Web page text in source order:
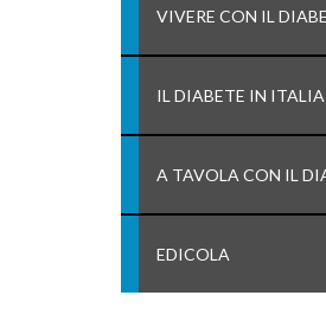
VIVERE CON IL
IL DIABETE IN ITALIA
A TAVOLA CON IL
EDICOLA